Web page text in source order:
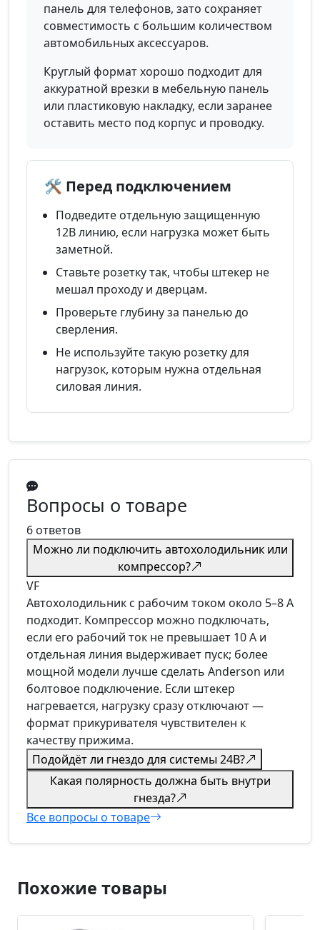
панель для телефонов, зато сохраняет
совместимость с большим количеством
автомобильных аксессуаров.
Круглый формат хорошо подходит для
аккуратной врезки в мебельную панель
или пластиковую накладку, если заранее
оставить место под корпус и проводку.
🛠️ Перед подключением
Подведите отдельную защищенную
12В линию, если нагрузка может быть
заметной.
Ставьте розетку так, чтобы штекер не
мешал проходу и дверцам.
Проверьте глубину за панелью до
сверления.
Не используйте такую розетку для
нагрузок, которым нужна отдельная
силовая линия.
Вопросы о товаре
6 ответов
Можно ли подключить автохолодильник или
компрессор?
VF
Автохолодильник с рабочим током около 5–8 А
подходит. Компрессор можно подключать,
если его рабочий ток не превышает 10 А и
отдельная линия выдерживает пуск; более
мощной модели лучше сделать Anderson или
болтовое подключение. Если штекер
нагревается, нагрузку сразу отключают —
формат прикуривателя чувствителен к
качеству прижима.
Подойдёт ли гнездо для системы 24В?
Какая полярность должна быть внутри
гнезда?
Все вопросы о товаре
Похожие товары